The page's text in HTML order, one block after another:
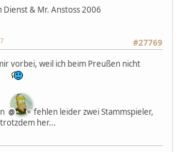
Dienst & Mr. Anstoss 2006
#27769
vorbei, weil ich beim Preußen nicht
fehlen leider zwei Stammspieler,
her...